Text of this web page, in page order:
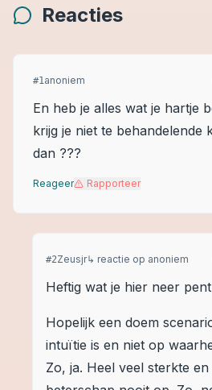
Reacties
#1anoniem
En heb je alles wat je hartje
krijg je niet te behandelende
dan ???
Reageer Rapporteer
#2Zeusjr↳ reactie op anoniem
Heftig wat je hier neer
Hopelijk een doem
intuïtie is en niet op
Zo, ja. Heel veel sterkte